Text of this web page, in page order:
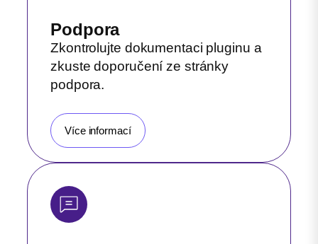
Podpora
Zkontrolujte dokumentaci pluginu a
zkuste doporučení ze stránky
podpora.
Více informací